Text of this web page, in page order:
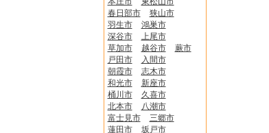
春日部市
狭山市
羽生市
鴻巣市
深谷市
上尾市
草加市
越谷市
蕨市
戸田市
入間市
朝霞市
志木市
和光市
新座市
桶川市
久喜市
北本市
八潮市
富士見市
三郷市
蓮田市
坂戸市